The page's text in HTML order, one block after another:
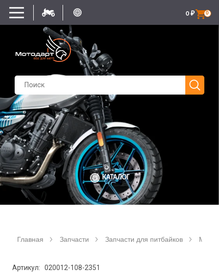
0
0 ₽
КАТАЛОГ
Главная Запчасти Запчасти для питбайков Мотор
Артикул: 020012-108-2351